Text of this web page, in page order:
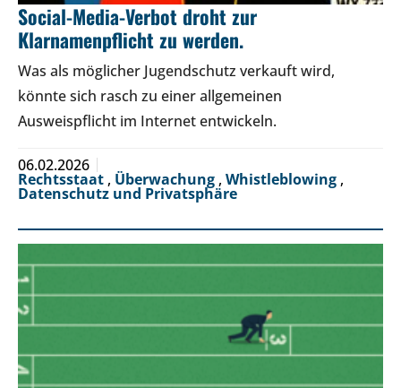
Social-Media-Verbot droht zur
Klarnamenpflicht zu werden.
Was als möglicher Jugendschutz verkauft wird,
könnte sich rasch zu einer allgemeinen
Ausweispflicht im Internet entwickeln.
06.02.2026
Rechtsstaat , Überwachung , Whistleblowing ,
Datenschutz und Privatsphäre